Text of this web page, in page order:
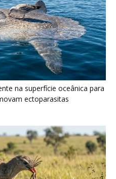
na superfície oceânica para
ectoparasitas